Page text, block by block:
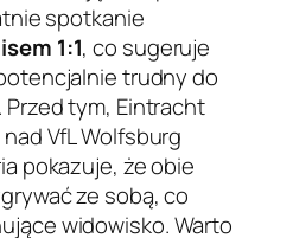
spotkanie
1:1, co sugeruje
trudny do
tym, Eintracht
VfL Wolfsburg
pokazuje, że obie
ze sobą, co
widowisko. Warto